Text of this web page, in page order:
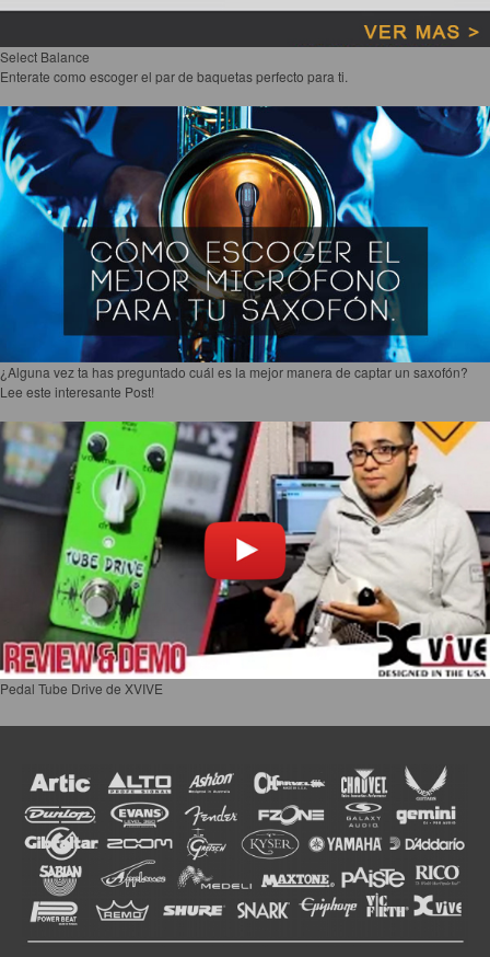
Select Balance
Enterate como escoger el par de baquetas perfecto para ti.
¿Alguna vez ta has preguntado cuál es la mejor manera de captar un saxofón?
Lee este interesante Post!
Pedal Tube Drive de XVIVE